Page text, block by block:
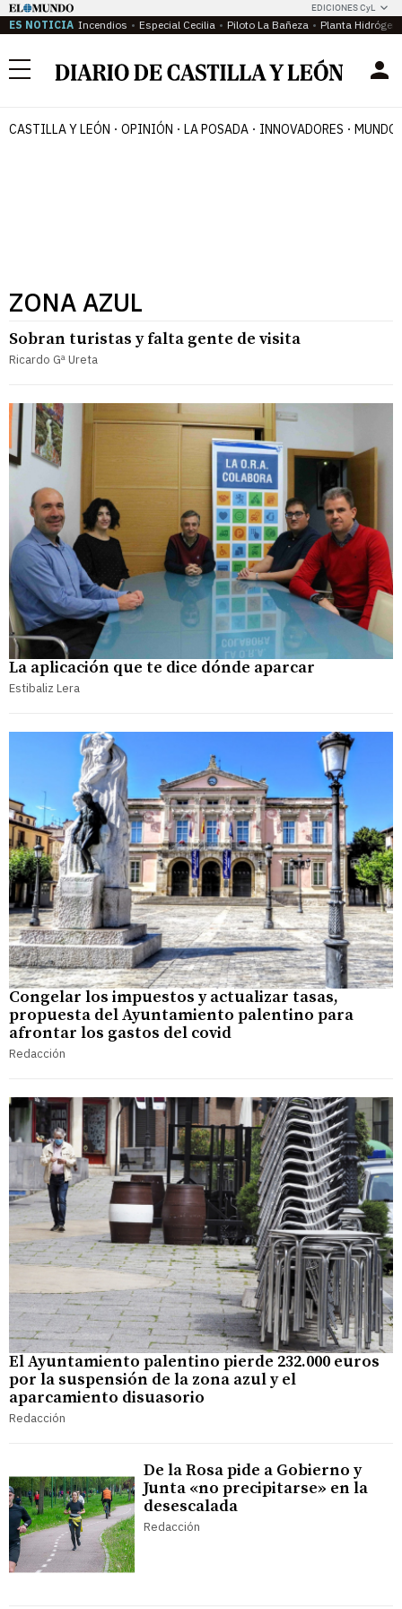
EDICIONES CyL
ES NOTICIA Incendios Especial Cecilia Piloto La Bañeza Planta
Menú
CASTILLA Y LEÓN OPINIÓN LA POSADA INNOVADORES MUNDO
ZONA AZUL
Sobran turistas y falta gente de visita
Ricardo Gª Ureta
La aplicación que te dice dónde aparcar
Estibaliz Lera
Congelar los impuestos y actualizar tasas,
propuesta del Ayuntamiento palentino para
afrontar los gastos del covid
Redacción
El Ayuntamiento palentino pierde 232.000 euros
por la suspensión de la zona azul y el
aparcamiento disuasorio
Redacción
De la Rosa pide a Gobierno y
Junta «no precipitarse» en la
desescalada
Redacción